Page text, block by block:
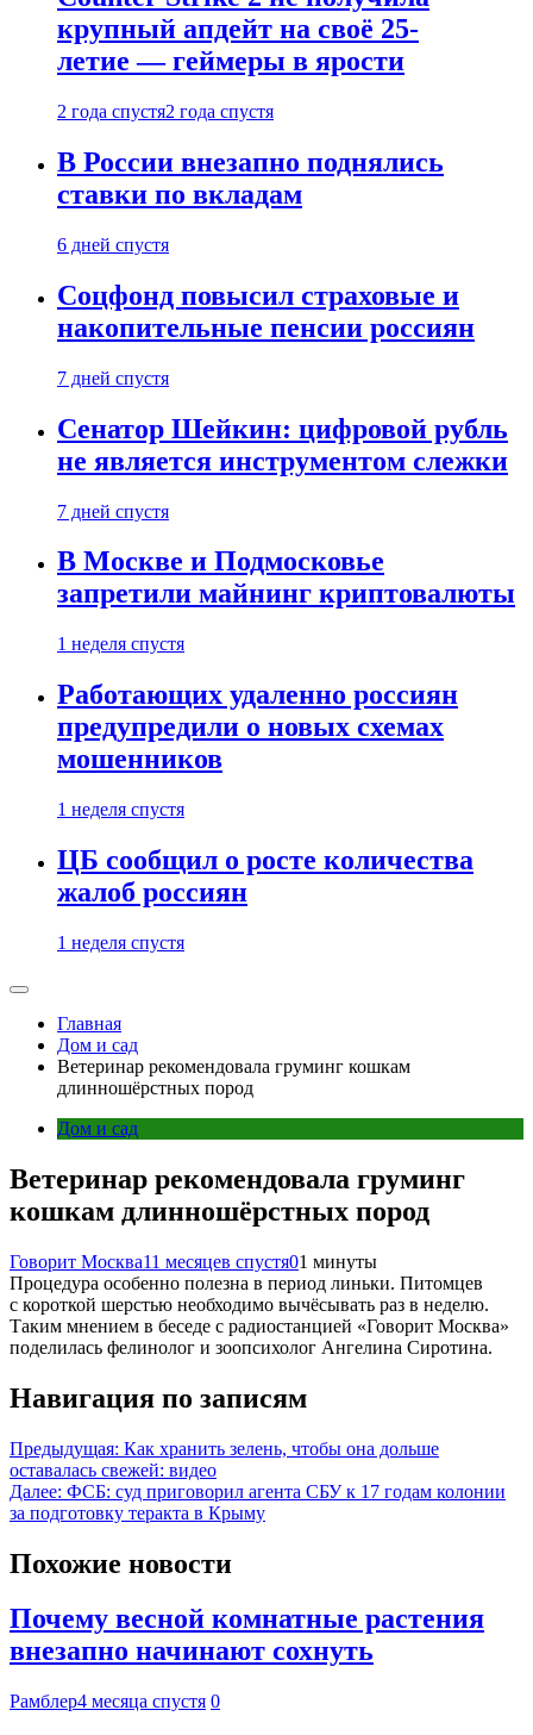
крупный апдейт на своё 25-
летие — геймеры в ярости
2 года спустя2 года спустя
В России внезапно поднялись
ставки по вкладам
6 дней спустя
Соцфонд повысил страховые и
накопительные пенсии россиян
7 дней спустя
Сенатор Шейкин: цифровой рубль
не является инструментом слежки
7 дней спустя
В Москве и Подмосковье
запретили майнинг криптовалюты
1 неделя спустя
Работающих удаленно россиян
предупредили о новых схемах
мошенников
1 неделя спустя
ЦБ сообщил о росте количества
жалоб россиян
1 неделя спустя
Главная
Дом и сад
Ветеринар рекомендовала груминг кошкам
длинношёрстных пород
Дом и сад
Ветеринар рекомендовала груминг
кошкам длинношёрстных пород
Говорит Москва11 месяцев спустя01 минуты
Процедура особенно полезна в период линьки. Питомцев
с короткой шерстью необходимо вычёсывать раз в неделю.
Таким мнением в беседе с радиостанцией «Говорит Москва»
поделилась фелинолог и зоопсихолог Ангелина Сиротина.
Навигация по записям
Предыдущая: Как хранить зелень, чтобы она дольше
оставалась свежей: видео
Далее: ФСБ: суд приговорил агента СБУ к 17 годам колонии
за подготовку теракта в Крыму
Похожие новости
Почему весной комнатные растения
внезапно начинают сохнуть
Рамблер4 месяца спустя 0